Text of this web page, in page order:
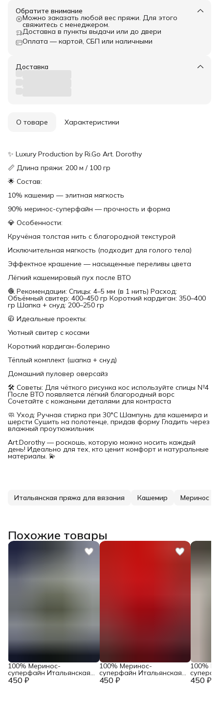
Обратите внимание
Можно заказать любой вес пряжи. Для этого
свяжитесь с менеджером.
Доставка в пункты выдачи или до двери
Оплата — картой, СБП или наличными
Доставка
О товаре Характеристики
✨ Luxury Production by Ri.Go Art. Dorothy
📏 Длина пряжи: 200 м / 100 гр
🌟 Состав:
10% кашемир — элитная мягкость
90% меринос-суперфайн — прочность и форма
💎 Особенности:
Кручёная толстая нить с благородной текстурой
Исключительная мягкость (подходит для голого тела)
Эффектное крашение — насыщенные переливы цвета
Лёгкий кашемировый пух после ВТО
🧶 Рекомендации: Спицы: 4–5 мм (в 1 нить) Расход:
Объёмный свитер: 400–450 гр Короткий кардиган: 350–400
гр Шапка + снуд: 200–250 гр
🧥 Идеальные проекты:
Уютный свитер с косами
Короткий кардиган-болерино
Тёплый комплект (шапка + снуд)
Домашний пуловер оверсайз
🛠 Советы: Для чёткого рисунка кос используйте спицы №4
После ВТО появляется лёгкий благородный ворс
Сочетайте с кожаными деталями для контраста
🧼 Уход: Ручная стирка при 30°C Шампунь для кашемира и
шерсти Сушить на полотенце, придав форму Гладить через
влажный проутюжильник
Art.Dorothy — роскошь, которую можно носить каждый
день! Идеально для тех, кто ценит комфорт и натуральные
материалы. 💫
Итальянская пряжа для вязания Кашемир Меринос
Похожие товары
450 ₽
100% Меринос-
суперфайн Итальянская
пряжа в бобинах 450 ₽
100% Меринос-
суперфайн Итальянская
пряжа в бобинах 450 ₽
100%
пряжа